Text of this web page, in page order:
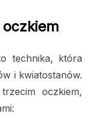
technika, która
i kwiatostanów.
oczkiem,